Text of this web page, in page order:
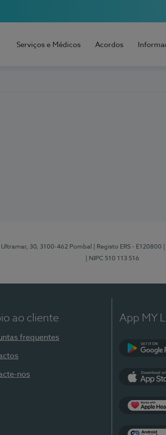
Serviços e Médicos Acordos
Ultramar, 30, 3100-462 Pombal | Registo ERS - E120800
| NIPC 510 113 516
ao cliente
frequentes
nos
App MY